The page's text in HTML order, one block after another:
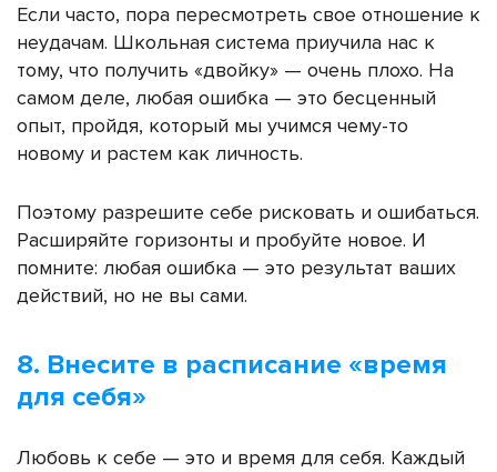
Если часто, пора пересмотреть свое отношение к
неудачам. Школьная система приучила нас к
тому, что получить «двойку» — очень плохо. На
самом деле, любая ошибка — это бесценный
опыт, пройдя, который мы учимся чему-то
новому и растем как личность.
Поэтому разрешите себе рисковать и ошибаться.
Расширяйте горизонты и пробуйте новое. И
помните: любая ошибка — это результат ваших
действий, но не вы сами.
8. Внесите в расписание «время
для себя»
Любовь к себе — это и время для себя. Каждый